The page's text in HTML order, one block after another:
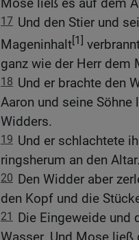
17 Und den Stier und
Mageninhalt[1]
ganz wie der Herr dem
18 Und er brachte den
Aaron und seine
Widders.
19 Und er schlachtete
ringsherum an den Altar.
20 Den Widder aber
den Kopf und die
21 Die Eingeweide und